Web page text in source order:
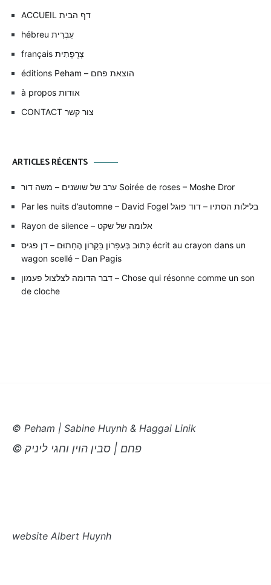
l’articleACCUEIL דף הבית
hébreu עִבְרִית
français צָרְפָתִית
éditions Peham – הוצאת פחם
à propos אודות
CONTACT צור קשר
ARTICLES RÉCENTS
ערב של שושנים – משה דור Soirée de roses – Moshe Dror
Par les nuits d’automne – David Fogel בלילות הסתיו – דוד פוגל
Rayon de silence – אלומה של שקט
כָּתוּב בְּעִפָּרוֹן בַּקָּרוֹן הֶחָתוּם – דן פגיס écrit au crayon dans un
wagon scellé – Dan Pagis
דבר הדומה לצלצול פעמון – Chose qui résonne comme un son
de cloche
© Peham | Sabine Huynh & Haggai Linik
© פחם | סבין הוין וחגי ליניק
website Albert Huynh